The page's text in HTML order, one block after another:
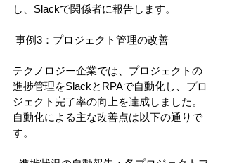
し、Slackで関係者に報告します。
事例3：プロジェクト管理の改善
テクノロジー企業では、プロジェクトの
進捗管理をSlackとRPAで自動化し、プロ
ジェクト完了率の向上を達成しました。
自動化による主な改善点は以下の通りで
す。